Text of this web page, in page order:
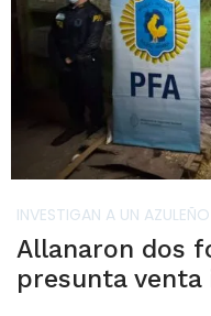
INVESTIGAN A UN AZULEÑO
Allanaron dos
presunta venta